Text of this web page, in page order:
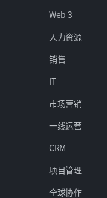
Web 3
人力资源
销售
IT
市场营销
一线运营
CRM
项目管理
全球协作